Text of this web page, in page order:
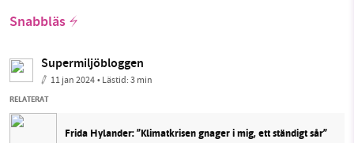
Snabbläs
Supermiljöbloggen
11 jan 2024• Lästid:3 min
RELATERAT
Frida Hylander: ”Klimatkrisen gnager i mig, ett ständigt sår”